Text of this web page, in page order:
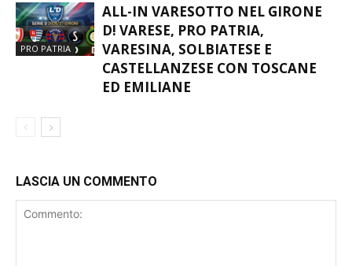
PRO PATRIA
ALL-IN VARESOTTO NEL GIRONE
D! VARESE, PRO PATRIA,
VARESINA, SOLBIATESE E
CASTELLANZESE CON TOSCANE
ED EMILIANE
LASCIA UN COMMENTO